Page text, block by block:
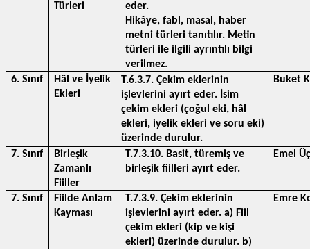
Türleri
eder.
Hikâye, fabl, masal, haber
metni türleri tanıtılır. Metin
türleri ile ilgili ayrıntılı bilgi
verilmez.
6. Sınıf
Hâl ve İyelik
Ekleri
T.6.3.7. Çekim eklerinin
işlevlerini ayırt eder. İsim
çekim ekleri (çoğul eki, hâl
ekleri, iyelik ekleri ve soru eki)
üzerinde durulur.
Buket
7. Sınıf
Birleşik
Zamanlı
Fiiller
T.7.3.10. Basit, türemiş ve
birleşik fiilleri ayırt eder.
Emel
7. Sınıf
Fiilde Anlam
Kayması
T.7.3.9. Çekim eklerinin
işlevlerini ayırt eder. a) Fiil
çekim ekleri (kip ve kişi
ekleri) üzerinde durulur. b)
Emre